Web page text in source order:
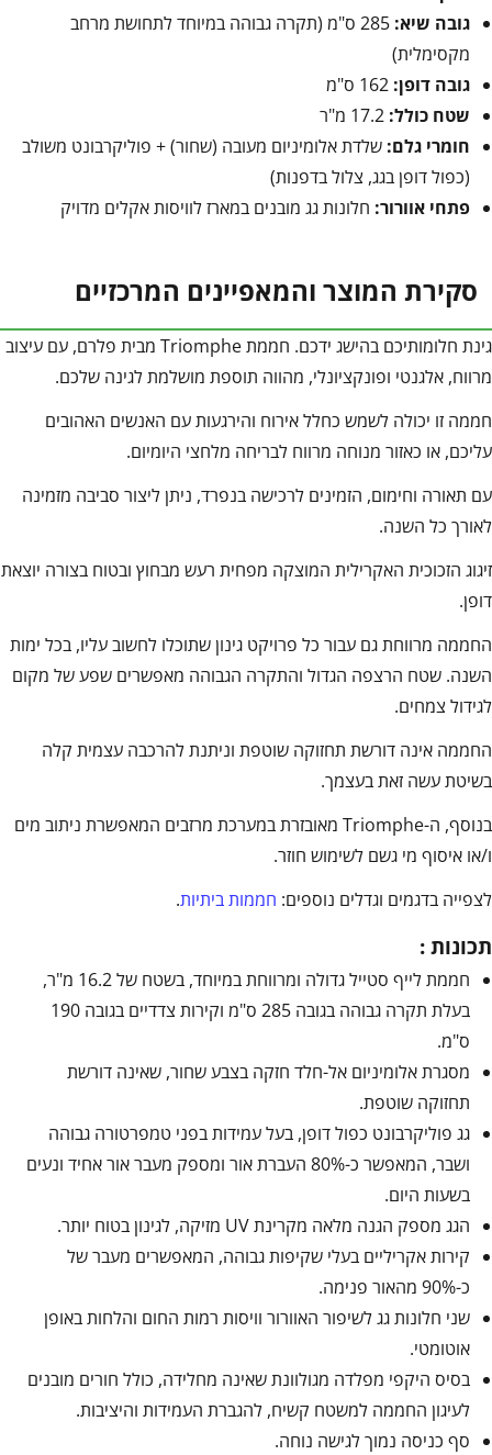
גובה שיא:
285 ס"מ (תקרה גבוהה במיוחד לתחושת מרחב
מקסימלית)
גובה דופן:
שטח כולל:
חומרי גלם: שלדת אלומיניום מעובה (שחור) + פוליקרבונט משולב
(כפול דופן בגג, צלול בדפנות)
פתחי אוורור: חלונות גג מובנים במארז לוויסות אקלים מדויק
סקירת המוצר והמאפיינים המרכזיים
גינת חלומותיכם בהישג ידכם. חממת Triomphe מבית פלרם, עם עיצוב
מרווח, אלגנטי ופונקציונלי, מהווה תוספת מושלמת לגינה שלכם.
חממה זו יכולה לשמש כחלל אירוח והירגעות עם האנשים האהובים
עליכם, או כאזור מנוחה מרווח לבריחה מלחצי היומיום.
עם תאורה וחימום, הזמינים לרכישה בנפרד, ניתן ליצור סביבה מזמינה
לאורך כל השנה.
זיגוג הזכוכית האקרילית המוצקה מפחית רעש מבחוץ ובטוח בצורה יוצאת
דופן.
החממה מרווחת גם עבור כל פרויקט גינון שתוכלו לחשוב עליו, בכל ימות
השנה. שטח הרצפה הגדול והתקרה הגבוהה מאפשרים שפע של מקום
לגידול צמחים.
החממה אינה דורשת תחזוקה שוטפת וניתנת להרכבה עצמית קלה
בשיטת עשה זאת בעצמך.
בנוסף, ה-Triomphe מאובזרת במערכת מרזבים המאפשרת ניתוב מים
ו/או איסוף מי גשם לשימוש חוזר.
לצפייה בדגמים וגדלים נוספים: חממות ביתיות.
תכונות :
חממת לייף סטייל גדולה ומרווחת במיוחד, בשטח של 16.2 מ"ר,
בעלת תקרה גבוהה בגובה 285 ס"מ וקירות צדדיים בגובה 190
ס"מ.
מסגרת אלומיניום אל-חלד חזקה בצבע שחור, שאינה דורשת
תחזוקה שוטפת.
גג פוליקרבונט כפול דופן, בעל עמידות בפני טמפרטורה גבוהה
ושבר, המאפשר כ-80% העברת אור ומספק מעבר אור אחיד ונעים
בשעות היום.
הגג מספק הגנה מלאה מקרינת UV מזיקה, לגינון בטוח יותר.
קירות אקריליים בעלי שקיפות גבוהה, המאפשרים מעבר של
כ-90% מהאור פנימה.
שני חלונות גג לשיפור האוורור וויסות רמות החום והלחות באופן
אוטומטי.
בסיס היקפי מפלדה מגולוונת שאינה מחלידה, כולל חורים מובנים
לעיגון החממה למשטח קשיח, להגברת העמידות והיציבות.
סף כניסה נמוך לגישה נוחה.